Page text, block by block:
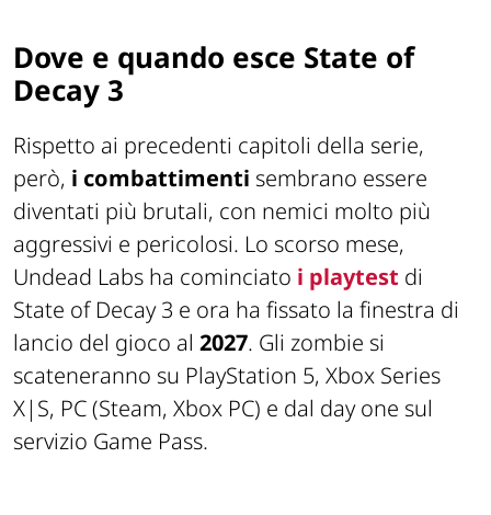
Dove e quando esce State of
Decay 3
Rispetto ai precedenti capitoli della serie,
però, i combattimenti sembrano essere
diventati più brutali, con nemici molto più
aggressivi e pericolosi. Lo scorso mese,
Undead Labs ha cominciato i playtest di
State of Decay 3 e ora ha fissato la finestra di
lancio del gioco al 2027. Gli zombie si
scateneranno su PlayStation 5, Xbox Series
X|S, PC (Steam, Xbox PC) e dal day one sul
servizio Game Pass.